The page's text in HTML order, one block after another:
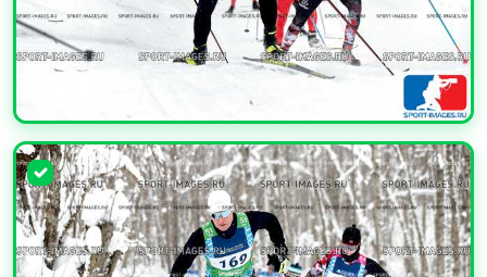
УВЕЛИЧИТЬ